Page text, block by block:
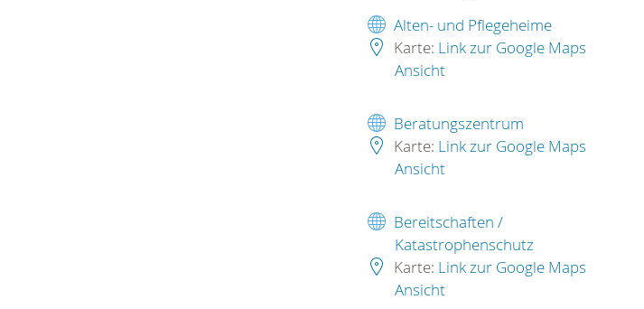
Alten- und Pflegeheime
Karte: Link zur Google Maps
Ansicht
Beratungszentrum
Karte: Link zur Google Maps
Ansicht
Bereitschaften /
Katastrophenschutz
Karte: Link zur Google Maps
Ansicht